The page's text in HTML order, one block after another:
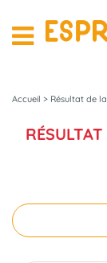
Accueil > Résultat de